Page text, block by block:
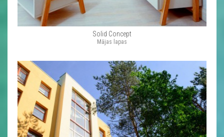
Solid Concept
Mājas lapas